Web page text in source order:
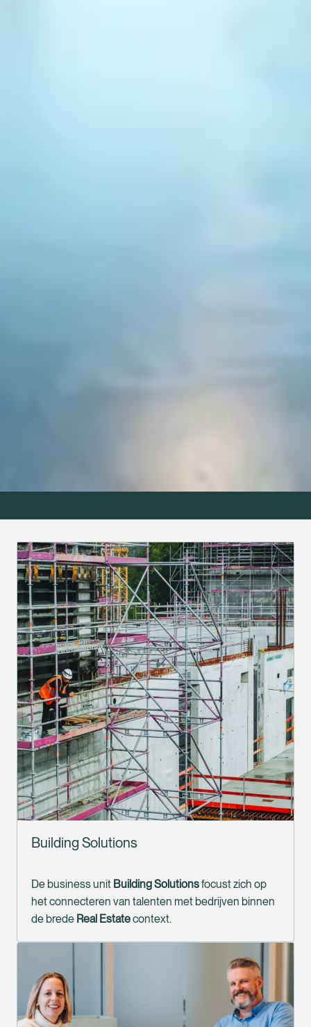
Building Solutions
De business unit Building Solutions focust zich op
het connecteren van talenten met bedrijven binnen
de brede Real Estate context.